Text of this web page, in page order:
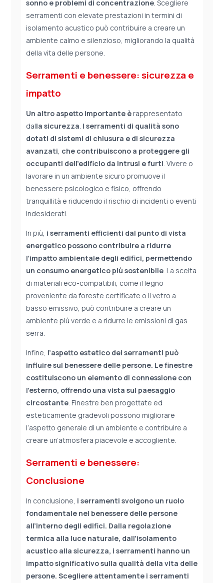
sonno e problemi di concentrazione. Scegliere
serramenti con elevate prestazioni in termini di
isolamento acustico può contribuire a creare un
ambiente calmo e silenzioso, migliorando la qualità
della vita delle persone.
Serramenti e benessere: sicurezza e
impatto
Un altro aspetto importante èrappresentato
dalla sicurezza. I serramenti di qualità sono
dotati di sistemi di chiusura e di sicurezza
avanzati, che contribuiscono a proteggere gli
occupanti dell’edificio da intrusi e furti. Vivere o
lavorare in un ambiente sicuro promuove il
benessere psicologico e fisico, offrendo
tranquillità e riducendo il rischio di incidenti o eventi
indesiderati.
In più, i serramenti efficienti dal punto di vista
energetico possono contribuire a ridurre
l’impatto ambientale degli edifici, permettendo
un consumo energetico più sostenibile. La scelta
di materiali eco-compatibili, come il legno
proveniente da foreste certificate o il vetro a
basso emissivo, può contribuire a creare un
ambiente più verde e a ridurre le emissioni di gas
serra.
Infine, l’aspetto estetico dei serramenti può
influire sul benessere delle persone. Le finestre
costituiscono un elemento di connessione con
l’esterno, offrendo una vista sul paesaggio
circostante. Finestre ben progettate ed
esteticamente gradevoli possono migliorare
l’aspetto generale di un ambiente e contribuire a
creare un’atmosfera piacevole e accogliente.
Serramenti e benessere:
Conclusione
In conclusione, i serramenti svolgono un ruolo
fondamentale nel benessere delle persone
all’interno degli edifici. Dalla regolazione
termica alla luce naturale, dall’isolamento
acustico alla sicurezza, i serramenti hanno un
impatto significativo sulla qualità della vita delle
persone. Scegliere attentamente i serramenti